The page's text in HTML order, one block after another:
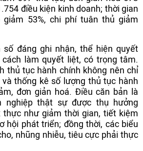
điều kiện kinh doanh; thời gian
53%, chi phí tuân thủ giảm
đáng ghi nhận, thể hiện quyết
làm quyết liệt, có trọng tâm.
thủ tục hành chính không nên chỉ
thống kê số lượng thủ tục hành
đơn giản hoá. Điều căn bản là
nghiệp thật sự được thụ hưởng
thực như giảm thời gian, tiết kiệm
hội phát triển; đồng thời, các biểu
nhũng nhiễu, tiêu cực phải thực